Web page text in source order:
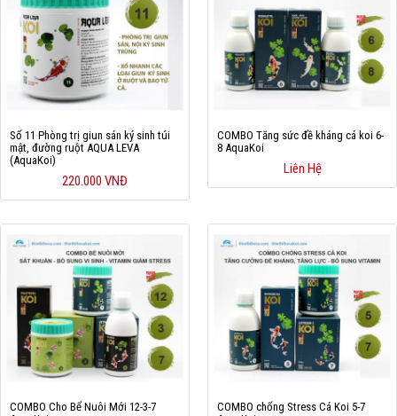
Số 11 Phòng trị giun sán ký sinh túi
mật, đường ruột AQUA LEVA
(AquaKoi)
220.000 VNĐ
COMBO Tăng sức đề kháng cá koi 6-
8 AquaKoi
Liên Hệ
COMBO Cho Bể Nuôi Mới 12-3-7
COMBO chống Stress Cá Koi 5-7